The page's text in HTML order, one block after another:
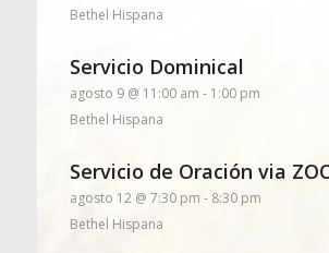
Bethel Hispana
Servicio Dominical
agosto 9 @ 11:00 am - 1:00 pm
Bethel Hispana
Servicio de Oración via
agosto 12 @ 7:30 pm - 8:30 pm
Bethel Hispana